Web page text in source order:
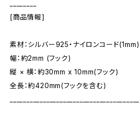
[商品情報]
素材：シルバー925・ナイロンコード(1mm)
幅：約2mm (フック)
縦 × 横：約30mm x 10mm(フック)
全長：約420mm(フックを含む)